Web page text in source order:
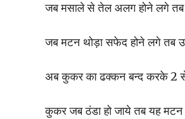
जब मसाले से तेल अलग होने लगे तब
जब मटन थोड़ा सफेद होने लगे तब
अब कुकर का ढक्कन बन्द करके 2
कुकर जब ठंडा हो जाये तब यह मटन